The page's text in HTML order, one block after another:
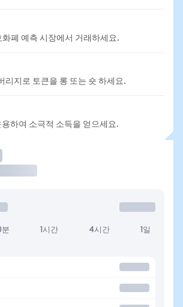
화폐 예측 시장에서 거래하세요.
리지로 토큰을 롱 또는 숏 하세요.
하여 소극적 소득을 얻으세요.
1시간 4시간 1일